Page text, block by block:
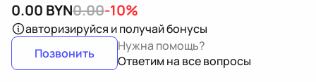
0.00 BYN0.00-10%
авторизируйся и получай бонусы
Позвонить
Нужна помощь?
Ответим на все вопросы